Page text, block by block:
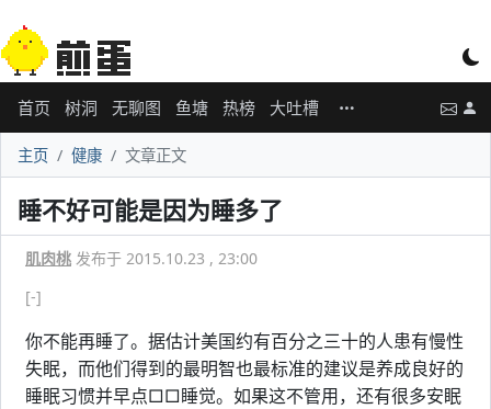
首页 树洞 无聊图 鱼塘 热榜 大吐槽
主页 健康 文章正文
睡不好可能是因为睡多了
肌肉桃 发布于 2015.10.23 , 23:00
[-]
你不能再睡了。据估计美国约有百分之三十的人患有慢性
失眠，而他们得到的最明智也最标准的建议是养成良好的
睡眠习惯并早点□□睡觉。如果这不管用，还有很多安眠